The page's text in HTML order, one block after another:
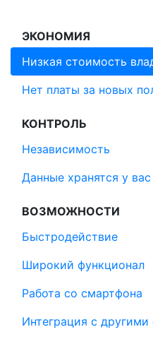
ЭКОНОМИЯ
Низкая стоимость
Нет платы за новых
КОНТРОЛЬ
Независимость
Данные хранятся у вас
ВОЗМОЖНОСТИ
Быстродействие
Широкий функционал
Работа со смартфона
Интеграция с